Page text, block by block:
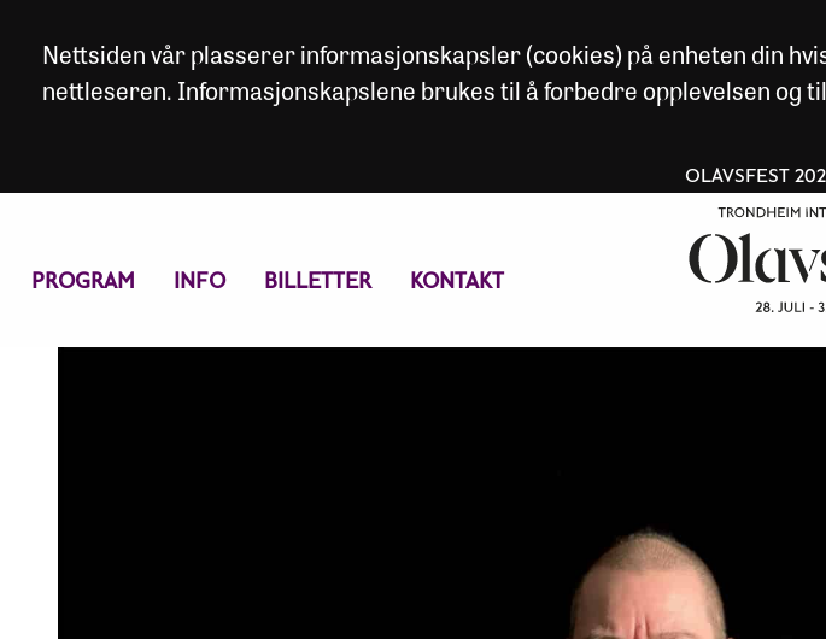
Nettsiden vår plasserer informasjonskapsler (cookies) på enheten din
nettleseren. Informasjonskapslene brukes til å forbedre opplevelsen og
OLAVSFEST
PROGRAM INFO BILLETTER KONTAKT